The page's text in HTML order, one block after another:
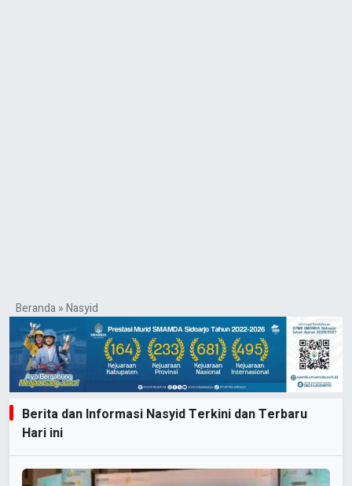
Beranda»Nasyid
Berita dan Informasi Nasyid Terkini dan Terbaru
Hari ini